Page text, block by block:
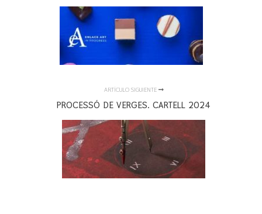
ARTÍCULO SIGUIENTE
PROCESSÓ DE VERGES. CARTELL 2024